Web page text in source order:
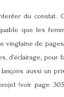
du constat.
que les
vingtaine de
d’éclairage,
aussi un
(voir page